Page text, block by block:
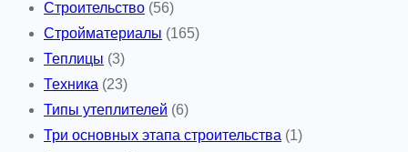
Строительство (56)
Стройматериалы (165)
Теплицы (3)
Техника (23)
Типы утеплителей (6)
Три основных этапа строительства (1)